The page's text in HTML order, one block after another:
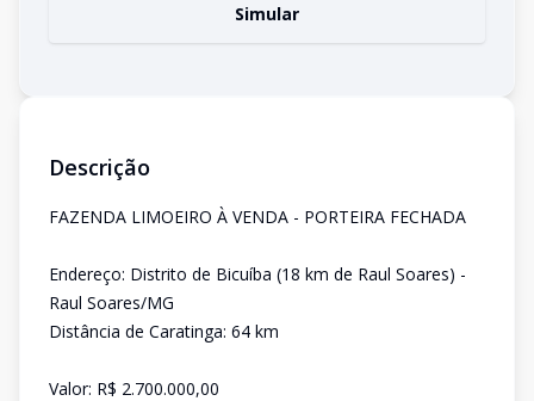
Simular
Descrição
FAZENDA LIMOEIRO À VENDA - PORTEIRA FECHADA
Endereço: Distrito de Bicuíba (18 km de Raul Soares) -
Raul Soares/MG
Distância de Caratinga: 64 km
Valor: R$ 2.700.000,00